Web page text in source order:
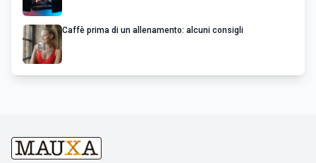
Caffè prima di un allenamento: alcuni consigli